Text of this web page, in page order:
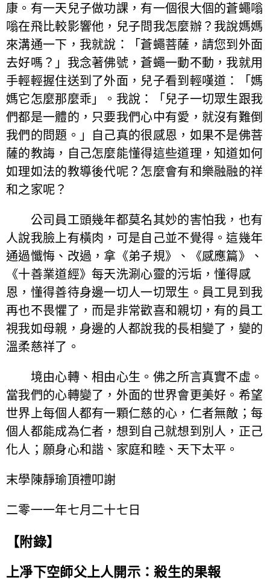
康。有一天兒子做功課，有一個很大個的蒼蠅嗡
嗡在飛比較影響他，兒子問我怎麼辦？我說媽媽
來溝通一下，我就說：「蒼蠅菩薩，請您到外面
去好嗎？」我念著佛號，蒼蠅一動不動，我就用
手輕輕握住送到了外面，兒子看到輕嘆道：「媽
媽它怎麼那麼乖」。我說：「兒子一切眾生跟我
們都是一體的，只要我們心中有愛，就沒有難倒
我們的問題。」自己真的很感恩，如果不是佛菩
薩的教誨，自己怎麼能懂得這些道理，知道如何
如理如法的教導後代呢？怎麼會有和樂融融的祥
和之家呢？
公司員工頭幾年都莫名其妙的害怕我，也有
人說我臉上有橫肉，可是自己並不覺得。這幾年
通過懺悔、改過，拿《弟子規》、《感應篇》、
《十善業道經》每天洗涮心靈的污垢，懂得感
恩，懂得善待身邊一切人一切眾生。員工見到我
再也不畏懼了，而是非常歡喜和親切，有的員工
視我如母親，身邊的人都說我的長相變了，變的
溫柔慈祥了。
境由心轉、相由心生。佛之所言真實不虛。
當我們的心轉變了，外面的世界會更美好。希望
世界上每個人都有一顆仁慈的心，仁者無敵；每
個人都能成為仁者，想到自己就想到別人，正己
化人；願身心和諧、家庭和睦、天下太平。
末學陳靜瑜頂禮叩謝
二零一一年七月二十七日
【附錄】
上凈下空師父上人開示：殺生的果報